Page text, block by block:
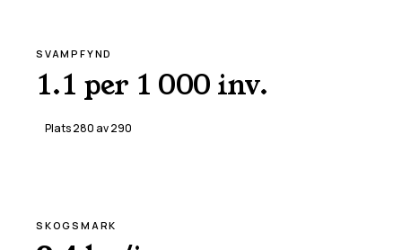
SVAMPFYND
1.1 per 1 000 inv.
Plats280 av290
SKOGSMARK